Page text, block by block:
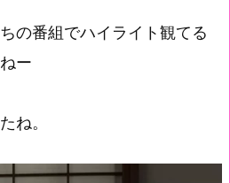
の番組でハイライト観てる
ー
ね。